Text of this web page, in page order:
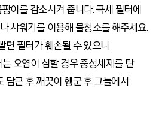
이를 감소시켜 줍니다. 극세 필터에
샤워기를 이용해 물청소를 해주세요.
면 필터가 훼손될 수 있으니
오염이 심할 경우 중성세제를 탄
담근 후 깨끗이 헹군 후 그늘에서